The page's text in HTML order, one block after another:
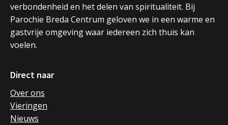
verbondenheid en het delen van spiritualiteit. Bij
Parochie Breda Centrum geloven we in een warme en
gastvrije omgeving waar iedereen zich thuis kan
voelen.
Direct naar
Over ons
Vieringen
Nieuws